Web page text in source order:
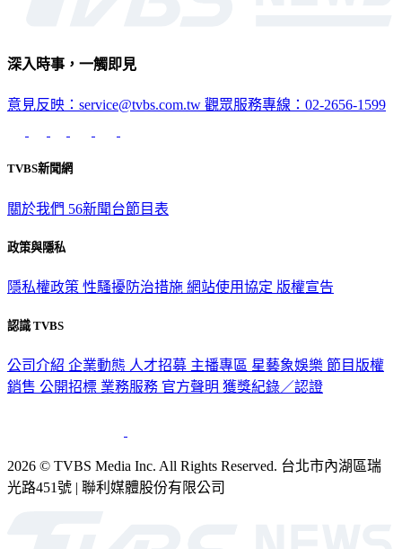
深入時事，一觸即見
意見反映：service@tvbs.com.tw 觀眾服務專線：02-2656-1599
TVBS新聞網
關於我們 56新聞台節目表
政策與隱私
隱私權政策 性騷擾防治措施 網站使用協定 版權宣告
認識 TVBS
公司介紹 企業動態 人才招募 主播專區 星藝象娛樂 節目版權
銷售 公開招標 業務服務 官方聲明 獲獎紀錄／認證
2026 © TVBS Media Inc. All Rights Reserved. 台北市內湖區瑞
光路451號 | 聯利媒體股份有限公司